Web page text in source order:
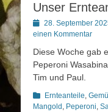
Unser
Posted
on
28. September
einen Kommentar
Diese Woche gab
Peperoni
Tim und Paul.
Kategorien
Ernteanteile,
Mangold , Peperoni,